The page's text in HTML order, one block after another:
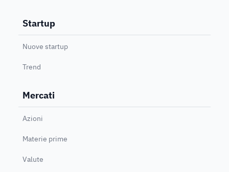
Startup
Nuove startup
Trend
Mercati
Azioni
Materie prime
Valute